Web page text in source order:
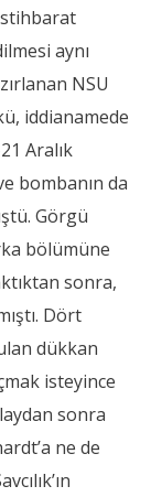
aynı
NSU
iddianamede
Aralık
bombanın da
Görgü
bölümüne
sonra,
Dört
dükkan
isteyince
sonra
ne de